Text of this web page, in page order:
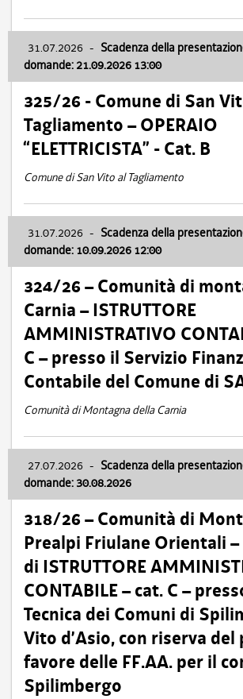
31.07.2026 - Scadenza della
domande: 21.09.2026 13:00
325/26 - Comune di San
Tagliamento – OPERAIO
“ELETTRICISTA” - Cat. B
Comune di San Vito al Tagliamento
31.07.2026 - Scadenza della
domande: 10.09.2026 12:00
324/26 – Comunità di
Carnia – ISTRUTTORE
AMMINISTRATIVO
C – presso il Servizio
Contabile del Comune di
Comunità di Montagna della Carnia
27.07.2026 - Scadenza della
domande: 30.08.2026
318/26 – Comunità di
Prealpi Friulane Orientali
di ISTRUTTORE
CONTABILE – cat. C –
Tecnica dei Comuni di
Vito d’Asio, con riserva del
favore delle FF.AA. per il
Spilimbergo